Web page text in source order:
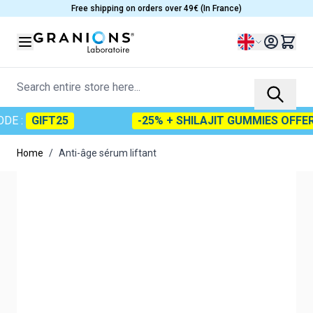
Skip to ContentFree shipping on orders over 49€ (In France)
Language
Search entire store here...
: GIFT25 -25% + SHILAJIT GUMMIES OFFERT
Home / Anti-âge sérum liftant